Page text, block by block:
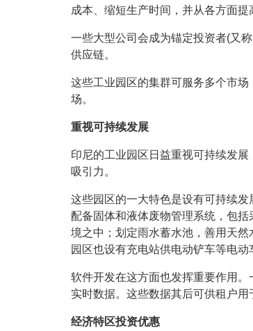
成本、缩短生产时间，并从各方面提
一些大型公司会成为锚定投资者(又
供应链。
这些工业园区的集群可服务多个市
场。
重视可持续发展
印尼的工业园区日益重视可持续发
吸引力。
这些园区的一大特色是设有可持续
配备固体和液体废物管理系统，包
境之中；划定雨水蓄水池，善用天
园区也设有充电站供电动铲车等电动
软件开发在这方面也发挥重要作用
实时数据。这些数据其后可供租户用
经济特区投资优惠